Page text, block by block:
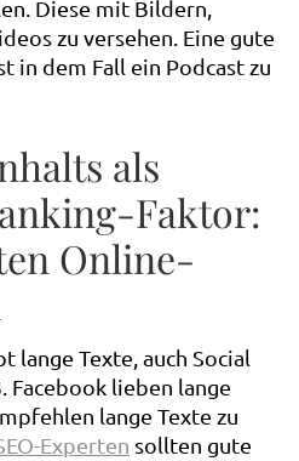
Diese mit Bildern,
zu versehen. Eine gute
in dem Fall ein Podcast zu
als
Faktor:
Online-
lange Texte, auch Social
Facebook lieben lange
lange Texte zu
Experten sollten gute